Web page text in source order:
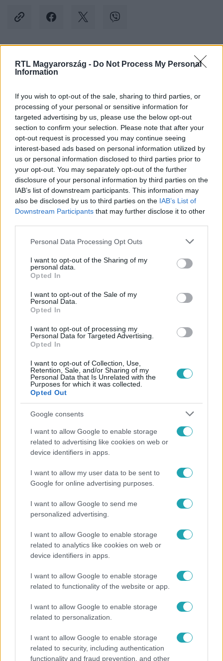
RTL Magyarország - Do Not Process My Personal
Information
If you wish to opt-out of the sale, sharing to third parties, or
processing of your personal or sensitive information for
targeted advertising by us, please use the below opt-out
section to confirm your selection. Please note that after your
opt-out request is processed you may continue seeing
interest-based ads based on personal information utilized by
us or personal information disclosed to third parties prior to
your opt-out. You may separately opt-out of the further
disclosure of your personal information by third parties on the
IAB’s list of downstream participants. This information may
also be disclosed by us to third parties on the IAB’s List of
Downstream Participants that may further disclose it to other
Please note that this website/app uses one or more Google
not limited to your visit or usage behaviour. You may click to
grant or deny consent to Google and its third-party tags to
use your data for below specified purposes in below Google
consent section.
Personal Data Processing Opt Outs
I want to opt-out of the Sharing of my
personal data.
Opted In
I want to opt-out of the Sale of my
Personal Data.
Opted In
I want to opt-out of processing my
Personal Data for Targeted Advertising.
Opted In
I want to opt-out of Collection, Use,
Retention, Sale, and/or Sharing of my
Personal Data that Is Unrelated with the
Purposes for which it was collected.
Opted Out
Google consents
I want to allow Google to enable storage
related to advertising like cookies on web or
device identifiers in apps.
I want to allow my user data to be sent to
Google for online advertising purposes.
I want to allow Google to send me
personalized advertising.
I want to allow Google to enable storage
related to analytics like cookies on web or
device identifiers in apps.
I want to allow Google to enable storage
related to functionality of the website or app.
I want to allow Google to enable storage
related to personalization.
I want to allow Google to enable storage
related to security, including authentication
functionality and fraud prevention, and other
Kövess minket, és értesülj a friss hírekről a
Facebookon is!
Követem
#VÁLASZTÁS 2022 #MOLNÁR ÁRON # NOÁR
SZÁMLÁLÁS VÁLASZTÁS
#CSALÓDÁS # DEMOKRÁCIA #NER
Népszerű
Véget ért a közös munka! Balogh Levente
14:09
Reggeli
kötelező” – 50 méterre a csúcstól fordult vissza
Klein Dávid